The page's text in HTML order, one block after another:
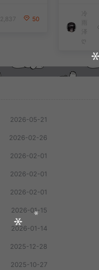
2,837 50
泽
ღ
2026-05-21
2026-02-26
2026-02-01
2026-02-01
2026-02-01
2026-01-15
2026-01-14
2025-12-28
2025-10-27